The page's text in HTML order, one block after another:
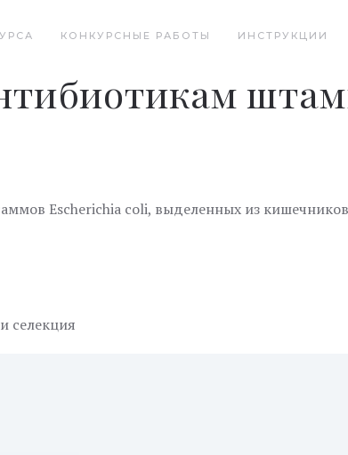
КОНКУРСНЫЕ РАБОТЫ ИНСТРУКЦИИ
Escherichia coli, выделенных из
селекция